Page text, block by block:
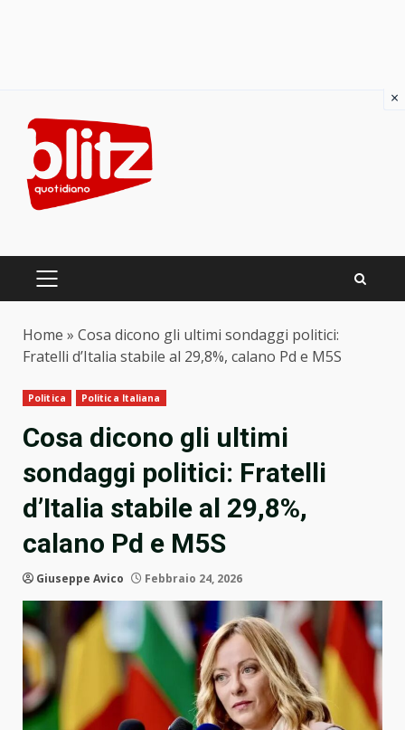
content
PRIMARY
Home » Cosa dicono gli ultimi sondaggi politici:
Fratelli d’Italia stabile al 29,8%, calano Pd e M5S
Politica Politica Italiana
Cosa dicono gli ultimi
sondaggi politici: Fratelli
d’Italia stabile al 29,8%,
calano Pd e M5S
Giuseppe Avico Febbraio 24, 2026
×